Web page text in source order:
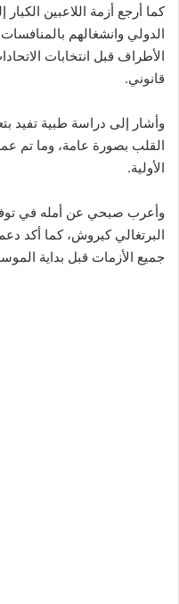
كما أرجع أزمة اللاعبين
الدولي وانشغالهم
الأطراف قبل انتخابات
قانوني.
القلب بصورة عامة، وما تم
الأولية.
وأعرب صبحي عن أمله في
البرتغالي كيروش، كما أكد
جميع الأزمات قبل بداية